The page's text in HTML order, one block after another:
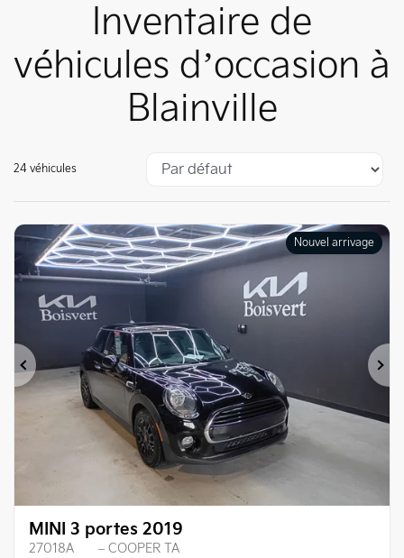
Inventaire de
véhicules d’occasion à
Blainville
24 véhicules
Nouvel arrivage
Précédent
MINI 3 portes 2019
27018A – COOPER TA